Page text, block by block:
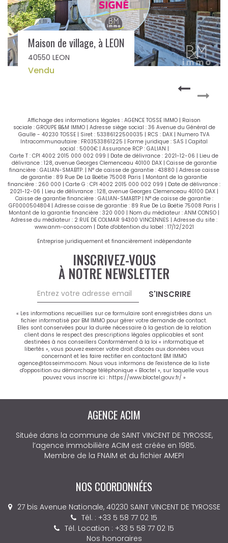
A vendre, maison à MOLIETS, proche piste cyclable
40660 MOLIETS ET MAA
495 000 €
Affichage des informations légales : AGENCE TOSSE IMMO | Raison
sociale : GROUPE B&M IMMO | Adresse siège social : 36 Avenue du Général de
Gaulle - 40230 TOSSE | Siret : 53386122500035 | RCS : DAX | Numero TVA
Intracommunautaire : FR03533861225 | Forme juridique : SAS | Capital
social : 5000€ | Assurance RCP : GALIAN |
Carte T : CPI 4002 2015 000 002 099 | Date de délivrance : 2021-12-06 | Lieu de
délivrance : 128, avenue Georges Clemenceau 40100 DAX | Caisse de garantie
financière : GALIAN-SMABTP. | N° de caisse de garantie : 43880 | Adresse caisse
de garantie : 89 Rue De La Boëtie 75008 Paris | Montant de la garantie
financière : 260 000 | Carte G : CPI 4002 2015 000 002 099 | Date de délivrance :
2021-12-06 | Lieu de délivrance : 128, avenue Georges Clemenceau 40100 DAX |
Caisse de garantie financière : GALIAN-SMABTP | N° de caisse de garantie :
GF0000504804 | Adresse caisse de garantie : 89 Rue De La Boëtie 75008 Paris |
Montant de la garantie financière : 320 000 | Nom du médiateur : ANM CONSO |
Adresse du médiateur : 2 RUE DE COLMAR 94300 VINCENNES | Adresse du site :
www.anm-conso.com | Date d'obtention du label : 17/12/2021
Entreprise juridiquement et financièrement indépendante
INSCRIVEZ-VOUS
À NOTRE NEWSLETTER
S'INSCRIRE
« Les informations recueillies sur ce formulaire sont enregistrées dans un
fichier informatisé par BM IMMO pour gérer votre demande de contact.
Elles sont conservées pour la durée nécessaire à la gestion de la relation
client dans le respect des prescriptions légales applicables et sont
destinées à nos conseillers Conformément à la loi « informatique et
libertés », vous pouvez exercer votre droit d'accès aux données vous
concernant et les faire rectifier en contactant BM IMMO
agence@tosseimmo.com. Nous vous informons de l'existence de la liste
d'opposition au démarchage téléphonique « Bloctel », sur laquelle vous
pouvez vous inscrire ici : https://www.bloctel.gouv.fr/ »
AGENCE DES PINS
Depuis 1994, notre agence immobilière est solidement
implantée au cœur du village de Léon. Toute l’année, nous
mettons notre expertise et notre parfaite connaissance
constante évolution.
engagée vous accompagne à chaque étape avec une
offre complète de services personnalisés. Nous
intervenons sur un secteur stratégique allant de Lit-et-
Mixe à Messanges, en passant par Herm.